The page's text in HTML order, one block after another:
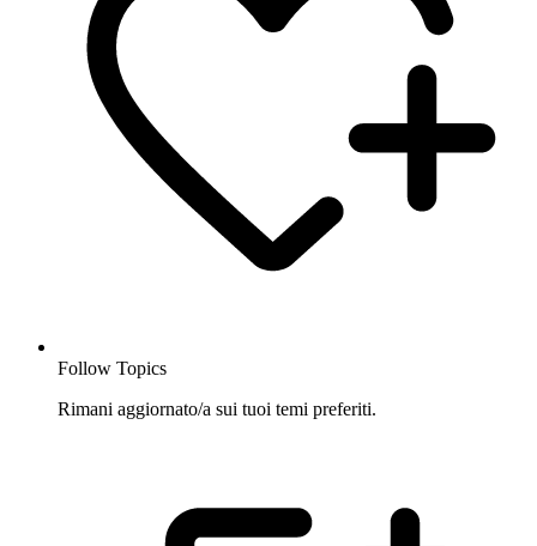
Follow Topics
Rimani aggiornato/a sui tuoi temi preferiti.